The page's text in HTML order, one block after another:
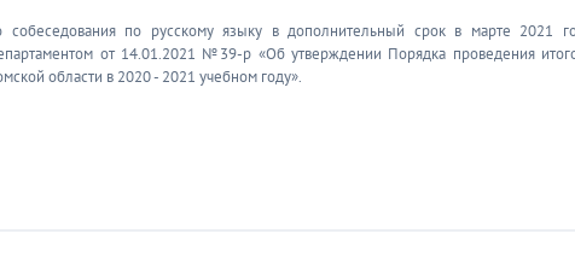
собеседования по русскому языку в дополнительный срок в марте 2021
от 14.01.2021 №39-р «Об утверждении Порядка проведения
области в 2020 - 2021 учебном году».